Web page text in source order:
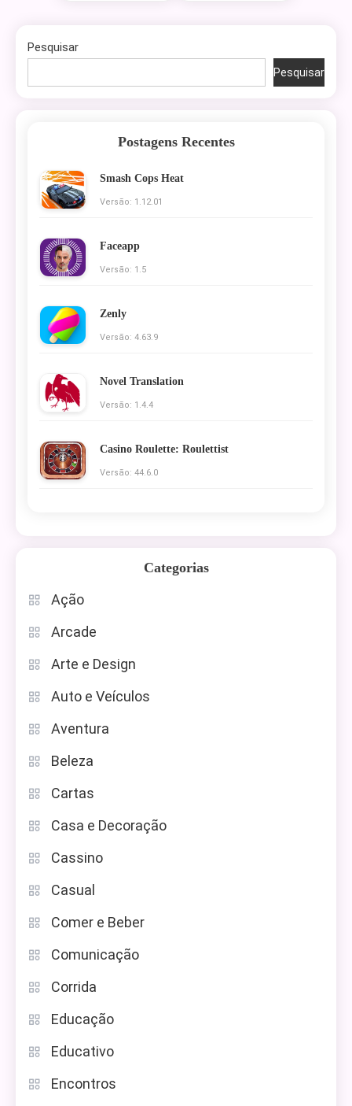
Pesquisar
Pesquisar
Postagens Recentes
Smash Cops Heat
Versão: 1.12.01
Faceapp
Versão: 1.5
Zenly
Versão: 4.63.9
Novel Translation
Versão: 1.4.4
Casino Roulette: Roulettist
Versão: 44.6.0
Categorias
Ação
Arcade
Arte e Design
Auto e Veículos
Aventura
Beleza
Cartas
Casa e Decoração
Cassino
Casual
Comer e Beber
Comunicação
Corrida
Educação
Educativo
Encontros